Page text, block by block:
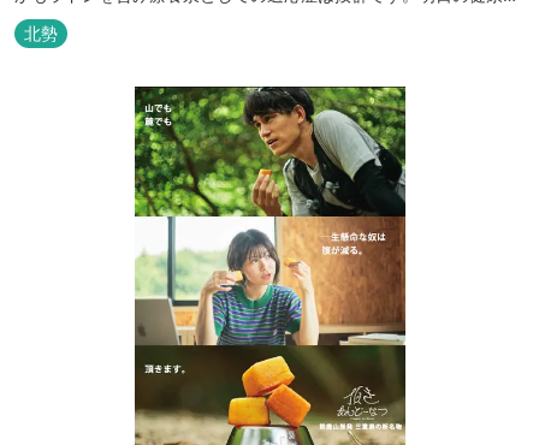
に、ご宿泊はもちろん日帰り入浴もお気軽にお立ち寄り下さい。 熱
気浴ラドンの泉も新たにオープン！ぜひご利用ください。
北勢